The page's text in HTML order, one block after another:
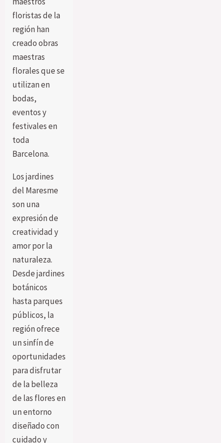
floristas de la
región han
creado obras
maestras
florales que se
utilizan en
bodas,
eventos y
festivales en
toda
Barcelona.
Los jardines
del Maresme
son una
expresión de
creatividad y
amor por la
naturaleza.
Desde jardines
botánicos
hasta parques
públicos, la
región ofrece
un sinfín de
oportunidades
para disfrutar
de la belleza
de las flores en
un entorno
diseñado con
cuidado y